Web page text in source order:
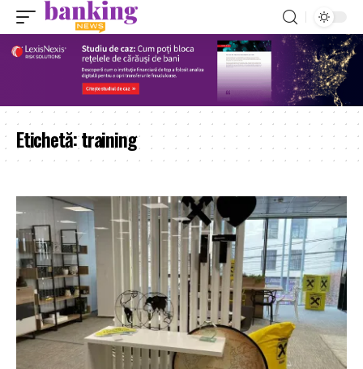
Etichetă:training